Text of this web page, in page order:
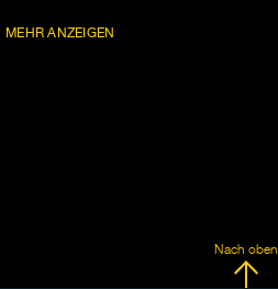
MEHR ANZEIGEN
Nach oben